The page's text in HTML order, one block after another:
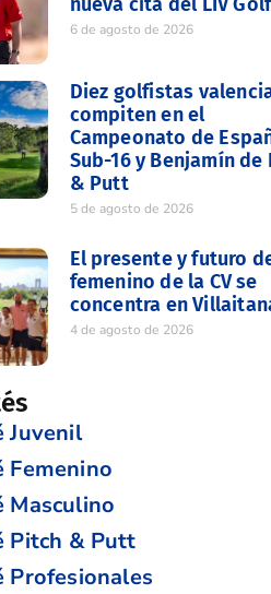
6 de agosto de 2026
Diez golfistas
compiten en el
Campeonato de
Sub-16 y Benjamín de
& Putt
5 de agosto de 2026
El presente y futuro
femenino de la CV se
concentra en
4 de agosto de 2026
Juvenil
Femenino
Masculino
Pitch & Putt
Profesionales